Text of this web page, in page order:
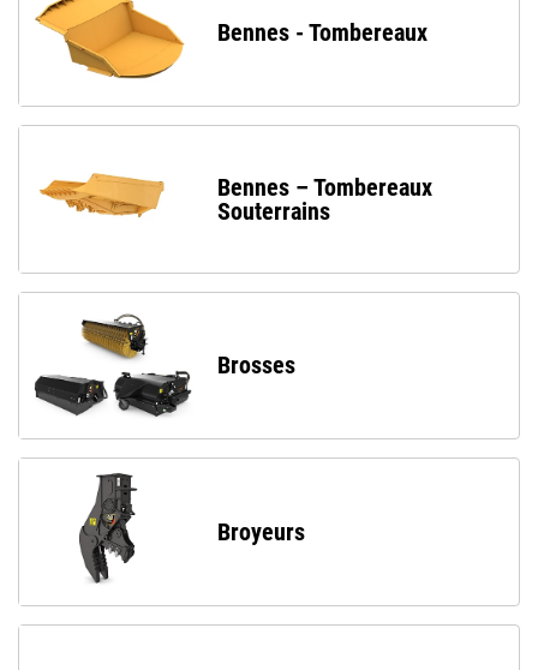
Bennes - Tombereaux
Bennes – Tombereaux
Souterrains
Brosses
Broyeurs